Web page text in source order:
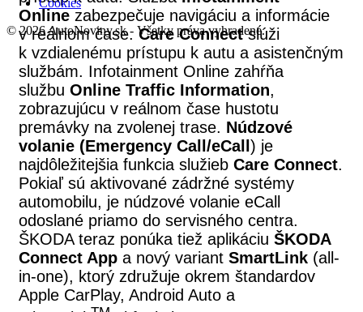
Onlinezabezpečuje navigáciu a informácie
v reálnom čase.Care Connectslúži
k vzdialenému prístupu k autu a asistenčným
službám. Infotainment Online zahŕňa
službu Online Traffic Information,
zobrazujúcu v reálnom čase hustotu
premávky na zvolenej trase. Núdzové
volanie (Emergency Call/eCall) je
najdôležitejšia funkcia služieb Care Connect.
Pokiaľ sú aktivované zádržné systémy
automobilu, je núdzové volanie eCall
odoslané priamo do servisného centra.
ŠKODA teraz ponúka tiež aplikáciu ŠKODA
Connect App a nový variant SmartLink (all-
in-one), ktorý združuje okrem štandardov
Apple CarPlay, Android Auto a
Cookies
© 2026 AutoNoviny.sk - Všetky práva vyhradené.